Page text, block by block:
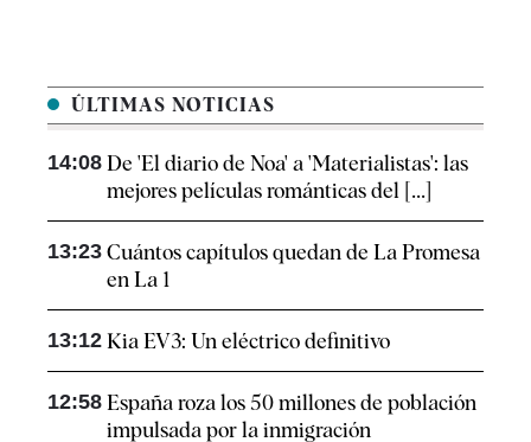
ÚLTIMAS NOTICIAS
14:08 De 'El diario de Noa' a 'Materialistas': las
mejores películas románticas del [...]
13:23 Cuántos capítulos quedan de La Promesa
en La 1
13:12 Kia EV3: Un eléctrico definitivo
12:58 España roza los 50 millones de población
impulsada por la inmigración